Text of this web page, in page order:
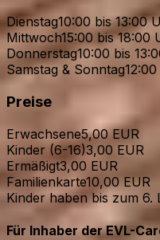
Dienstag10:00 bis 13:00
Mittwoch15:00 bis 18:00
Donnerstag10:00 bis
Samstag & Sonntag
Preise
Erwachsene5,00 EUR
Kinder (6-16)3,00 EUR
Ermäßigt3,00 EUR
Familienkarte10,00 EUR
Kinder haben bis zum 6.
Für Inhaber der EVL-